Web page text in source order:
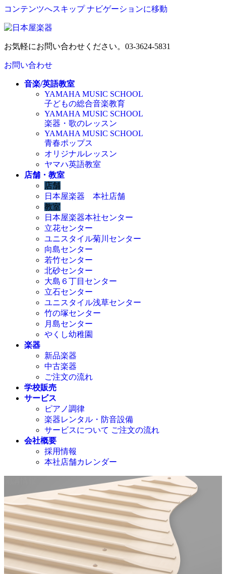
コンテンツへスキップ ナビゲーションに移動
お気軽にお問い合わせください。 03-3624-5831
お問い合わせ
音楽/英語教室
YAMAHA MUSIC SCHOOL
子どもの総合音楽教育
YAMAHA MUSIC SCHOOL
楽器・歌のレッスン
YAMAHA MUSIC SCHOOL
青春ポップス
オリジナルレッスン
ヤマハ英語教室
店舗・教室
店舗
日本屋楽器 本社店舗
教室
日本屋楽器本社センター
立花センター
ユニスタイル菊川センター
向島センター
若竹センター
北砂センター
大島６丁目センター
立石センター
ユニスタイル浅草センター
竹の塚センター
月島センター
やくし幼稚園
楽器
新品楽器
中古楽器
ご注文の流れ
学校販売
サービス
ピアノ調律
楽器レンタル・防音設備
サービスについて ご注文の流れ
会社概要
採用情報
本社店舗カレンダー